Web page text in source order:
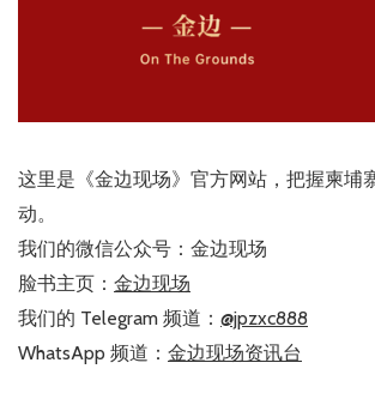
这里是《金边现场》官方网站，把握柬埔
动。
我们的微信公众号：金边现场
脸书主页： 金边现场
我们的 Telegram 频道： @jpzxc888
WhatsApp 频道： 金边现场资讯台